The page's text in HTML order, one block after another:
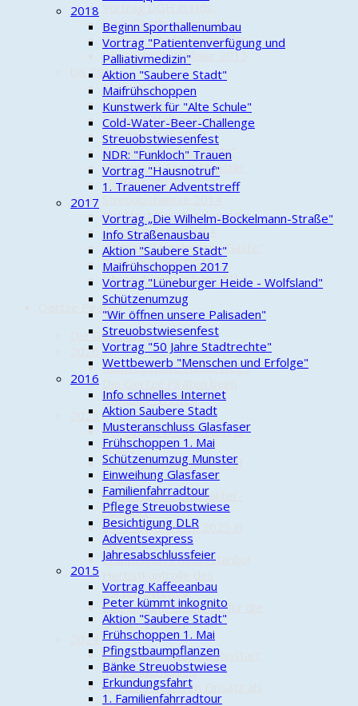
Vortrag DGH in Nds.
Kurs Obstbaumschnitt
Vortrag Rauchwarnmelder
Jahresabschlussfeier 2015
bis 2014
Maifest 2011
Drachenfest
Fördermittelbescheid
Schützenfest 2012
Einweihung "Alte Schule"
Ehrung der Stadt Munster
Hoffest 2014
Richtfest Geräteschuppen
Volkstrauertag 2014
Vortrag "Ungebetene Gäste"
Bürgerbus am DGH
Jahresabschlussfeier 2014
Oertze Piraten
Die Geschichte
2026
Radwegepaten unterwegs
Oldtimer-Treffen
2025
Bei gutem Wetter kann ja
jeder!
Kleine-Kennzeichen-Treff
2025
Gemeinsame Zweitakter-
Ausfahrt
24-h-Mofarennen 2025 in
Alvern
Etappenfahrt nach Istanbul
Kartoffelweges
Baumpflanz-Challenge für die
Oertze Piraten
2024
Eigentlich… oder: Saisonstart
mit Hindernissen
Oertze Piraten im Einsatz als
Radwegepaten
2018
Beginn Sporthallenumbau
Vortrag "Patientenverfügung und
Palliativmedizin"
Aktion "Saubere Stadt"
Maifrühschoppen
Kunstwerk für "Alte Schule"
Cold-Water-Beer-Challenge
Streuobstwiesenfest
NDR: "Funkloch" Trauen
Vortrag "Hausnotruf"
1. Trauener Adventstreff
2017
Vortrag „Die Wilhelm-Bockelmann-Straße"
Info Straßenausbau
Aktion "Saubere Stadt"
Maifrühschoppen 2017
Vortrag "Lüneburger Heide - Wolfsland"
Schützenumzug
"Wir öffnen unsere Palisaden"
Streuobstwiesenfest
Vortrag "50 Jahre Stadtrechte"
Wettbewerb "Menschen und Erfolge"
2016
Info schnelles Internet
Aktion Saubere Stadt
Musteranschluss Glasfaser
Frühschoppen 1. Mai
Schützenumzug Munster
Einweihung Glasfaser
Familienfahrradtour
Pflege Streuobstwiese
Besichtigung DLR
Adventsexpress
Jahresabschlussfeier
2015
Vortrag Kaffeeanbau
Peter kümmt inkognito
Aktion "Saubere Stadt"
Frühschoppen 1. Mai
Pfingstbaumpflanzen
Bänke Streuobstwiese
Erkundungsfahrt
1. Familienfahrradtour